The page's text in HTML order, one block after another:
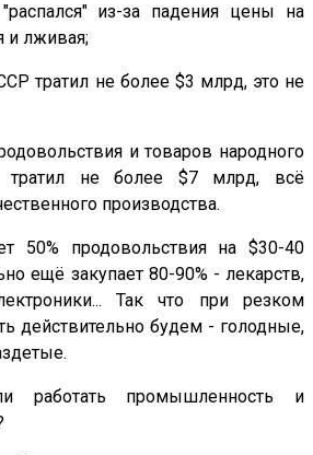
из-за падения цены на
и лживая;
тратил не более $3 млрд, это не
и товаров народного
тратил не более $7 млрд, всё
производства.
50% продовольствия на $30-40
ещё закупает 80-90% - лекарств,
Так что при резком
действительно будем - голодные,
работать промышленность и